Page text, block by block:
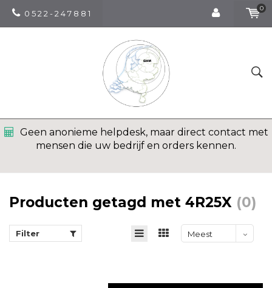
0 5 2 2 - 2 4 7 8 8 1
0
Geen anonieme helpdesk, maar direct contact met
mensen die uw bedrijf en orders kennen.
Producten getagd met 4R25X (0)
Filter
Meest